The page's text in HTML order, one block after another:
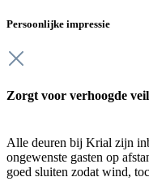
Persoonlijke impressie
Zorgt voor verhoogde
Alle deuren bij Krial zijn
ongewenste gasten op
goed sluiten zodat wind,